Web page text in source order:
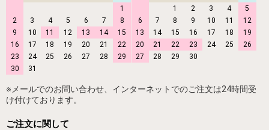
1
2
3 4 5 6 7
8
9
10 11 12 13 14
15
16
17 18 19 20 21
22
23
24 25 26 27 28
29
30
31
1
2 3 4
5
6
7 8 9 10 11
12
13
14 15 16 17 18
19
20
21 22 23 24 25
26
27
28 29 30
※メールでのお問い合わせ、インターネットでのご注文は24時間受
け付けております。
ご注文に関して